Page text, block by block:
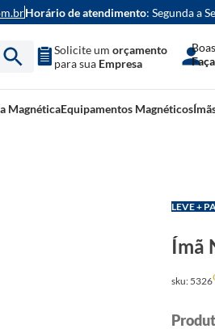
Horário de atendimento: Segunda a
Solicite um orçamento
para sua Empresa
MagnéticaEquipamentos Magnéticos
LEVE +
Ímã
sku: 5326